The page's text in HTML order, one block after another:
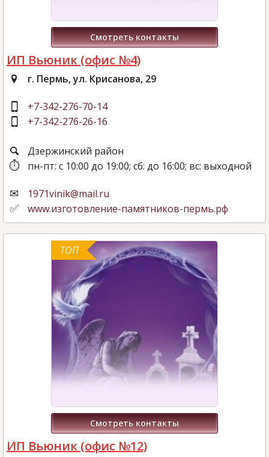
Смотреть контакты
ИП Вьюник (офис №4)
г. Пермь, ул. Крисанова, 29
+7-342-276-70-14
+7-342-276-26-16
Дзержинский район
пн-пт: с 10:00 до 19:00; сб: до 16:00; вс: выходной
1971vinik@mail.ru
www.изготовление-памятников-пермь.рф
ТОП
Смотреть контакты
ИП Вьюник (офис №12)